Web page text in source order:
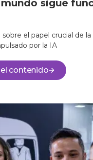
sigue
sobre el papel crucial de
por la IA
contenido